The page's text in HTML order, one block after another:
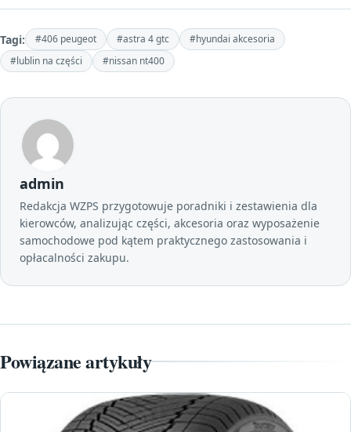
Tagi: #406 peugeot #astra 4 gtc
#hyundai akcesoria
#lublin na części
#nissan nt400
admin
Redakcja WZPS przygotowuje poradniki i zestawienia dla
kierowców, analizując części, akcesoria oraz wyposażenie
samochodowe pod kątem praktycznego zastosowania i
opłacalności zakupu.
Powiązane artykuły